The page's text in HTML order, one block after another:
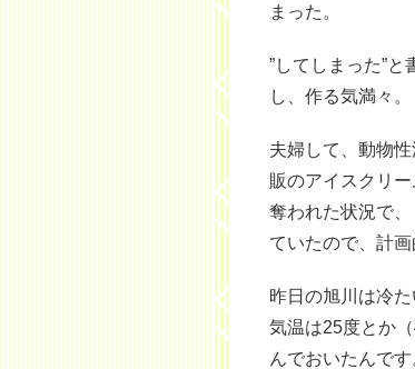
まった。
”してしまった”
し、作る気満々。
夫婦して、動物
販のアイスクリ
奪われた状況で
ていたので、計画
昨日の旭川は冷
気温は25度とか
んでおいたんです